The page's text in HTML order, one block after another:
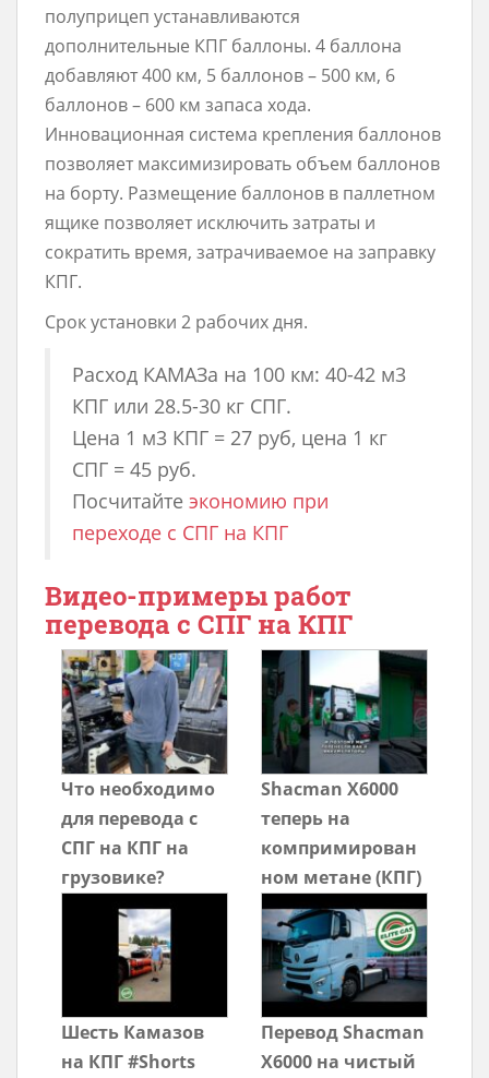
полуприцеп устанавливаются
дополнительные КПГ баллоны. 4 баллона
добавляют 400 км, 5 баллонов – 500 км, 6
баллонов – 600 км запаса хода.
Инновационная система крепления баллонов
позволяет максимизировать объем баллонов
на борту. Размещение баллонов в паллетном
ящике позволяет исключить затраты и
сократить время, затрачиваемое на заправку
КПГ.
Срок установки 2 рабочих дня.
Расход КАМАЗа на 100 км: 40-42 м3
КПГ или 28.5-30 кг СПГ.
Цена 1 м3 КПГ = 27 руб, цена 1 кг
СПГ = 45 руб.
Посчитайте экономию при
переходе с СПГ на КПГ
Видео-примеры работ
перевода с СПГ на КПГ
Что необходимо
для перевода с
СПГ на КПГ на
грузовике?
Shacman X6000
теперь на
компримирован
ном метане (КПГ)
Шесть Камазов
на КПГ #Shorts
Перевод Shacman
X6000 на чистый